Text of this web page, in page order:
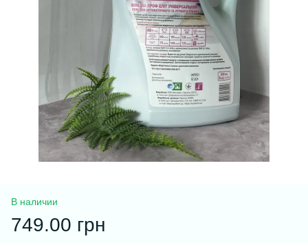
В наличии
749.00 грн